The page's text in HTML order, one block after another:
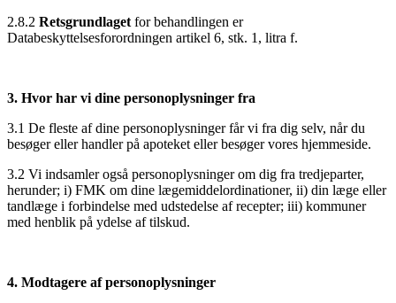
2.8.2 Retsgrundlaget for behandlingen er
Databeskyttelsesforordningen artikel 6, stk. 1, litra f.
3. Hvor har vi dine personoplysninger fra
3.1 De fleste af dine personoplysninger får vi fra dig selv, når du
besøger eller handler på apoteket eller besøger vores hjemmeside.
3.2 Vi indsamler også personoplysninger om dig fra tredjeparter,
herunder; i) FMK om dine lægemiddelordinationer, ii) din læge eller
tandlæge i forbindelse med udstedelse af recepter; iii) kommuner
med henblik på ydelse af tilskud.
4. Modtagere af personoplysninger